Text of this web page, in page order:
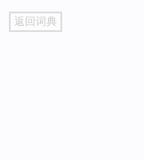
go
top
返回词典